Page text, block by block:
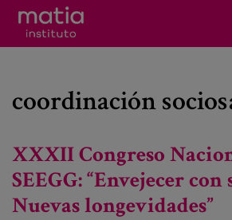
Investigación
Participación en foros
Consultoría
coordinación
XXXII Congreso
SEEGG: “Envejecer
Nuevas longevidades”